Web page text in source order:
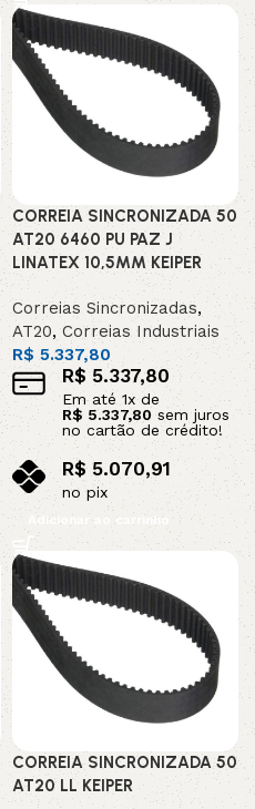
CORREIA SINCRONIZADA 50
AT20 6460 PU PAZ J
LINATEX 10,5MM KEIPER
Correias Sincronizadas,
AT20,Correias Industriais
R$ 5.337,80
R$5.337,80
Em até 1x de
R$ 5.337,80sem juros
no cartão de crédito!
R$5.070,91
no pix
Adicionar ao carrinho
CORREIA SINCRONIZADA 50
AT20 LL KEIPER